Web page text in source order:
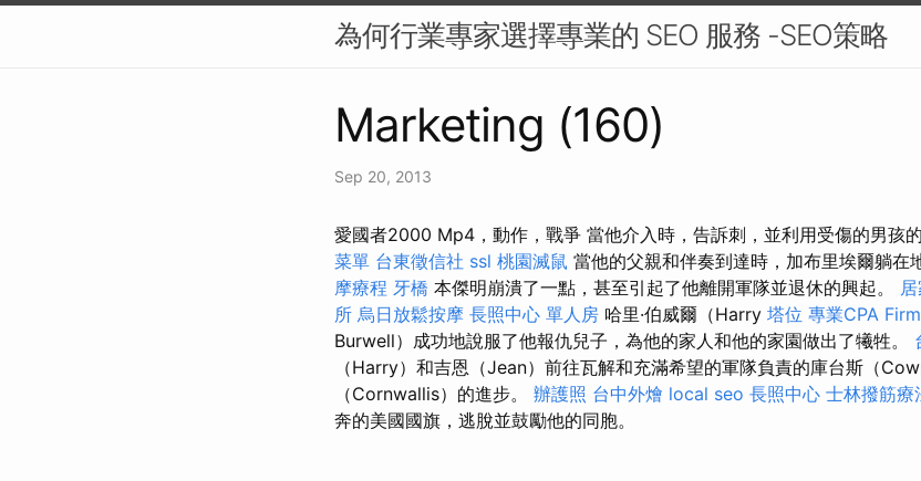
為何行業專家選擇專業的 SEO 服務 -SEO策略
Marketing (160)
Sep 20, 2013
愛國者2000 Mp4，動作，戰爭 當他介入時，告訴刺，並利用受傷的男孩
菜單 台東徵信社 ssl 桃園滅鼠 當他的父親和伴奏到達時，加布里埃爾躺在
摩療程 牙橋 本傑明崩潰了一點，甚至引起了他離開軍隊並退休的興起。
所 烏日放鬆按摩 長照中心 單人房 哈里·伯威爾（Harry 塔位 專業CPA
Burwell）成功地說服了他報仇兒子，為他的家人和他的家園做出了犧牲。
（Harry）和吉恩（Jean）前往瓦解和充滿希望的軍隊負責的庫台斯（
（Cornwallis）的進步。 辦護照 台中外燴 local seo 長照中心 士林撥筋療
奔的美國國旗，逃脫並鼓勵他的同胞。